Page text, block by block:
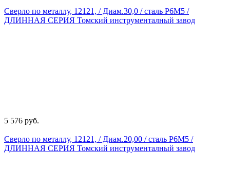
Сверло по металлу, 12121, / Диам.30,0 / сталь Р6М5 /
ДЛИННАЯ СЕРИЯ Томский инструменталный завод
5 576 руб.
Сверло по металлу, 12121, / Диам.20,00 / сталь Р6М5 /
ДЛИННАЯ СЕРИЯ Томский инструменталный завод